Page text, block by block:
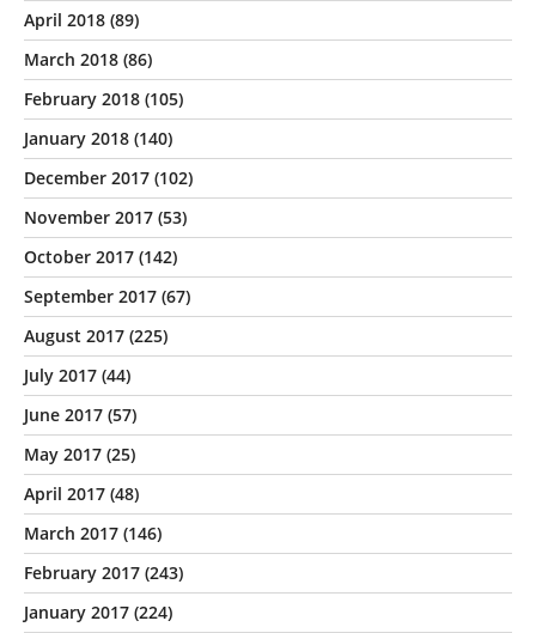
April 2018 (89)
March 2018 (86)
February 2018 (105)
January 2018 (140)
December 2017 (102)
November 2017 (53)
October 2017 (142)
September 2017 (67)
August 2017 (225)
July 2017 (44)
June 2017 (57)
May 2017 (25)
April 2017 (48)
March 2017 (146)
February 2017 (243)
January 2017 (224)